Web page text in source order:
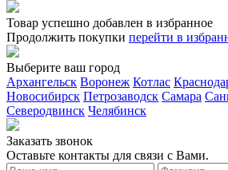
Товар успешно добавлен в избранное
Продолжить покупки перейти в
Выберите ваш город
Архангельск Воронеж Котлас
Новосибирск Петрозаводск Самара
Северодвинск Челябинск
Заказать звонoк
Оставьте контакты для связи с Вами.